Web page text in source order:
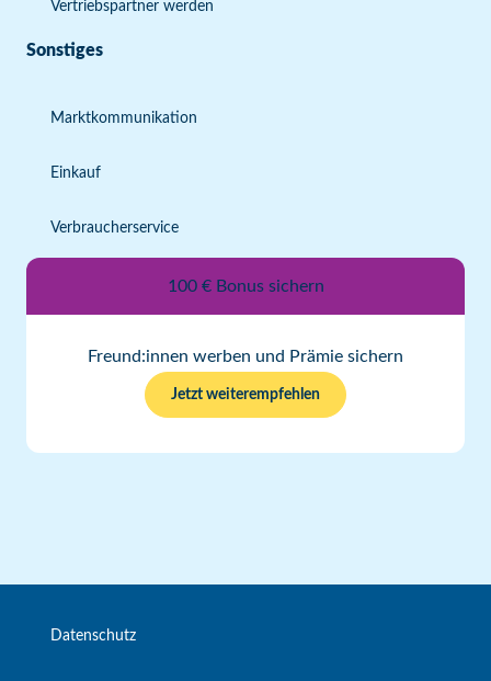
Vertriebspartner werden
Sonstiges
Marktkommunikation
Einkauf
Verbraucherservice
100 € Bonus sichern
Freund:innen werben und Prämie sichern
Jetzt weiterempfehlen
Datenschutz